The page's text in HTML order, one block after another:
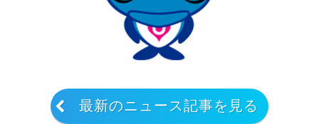
最新のニュース記事を見る